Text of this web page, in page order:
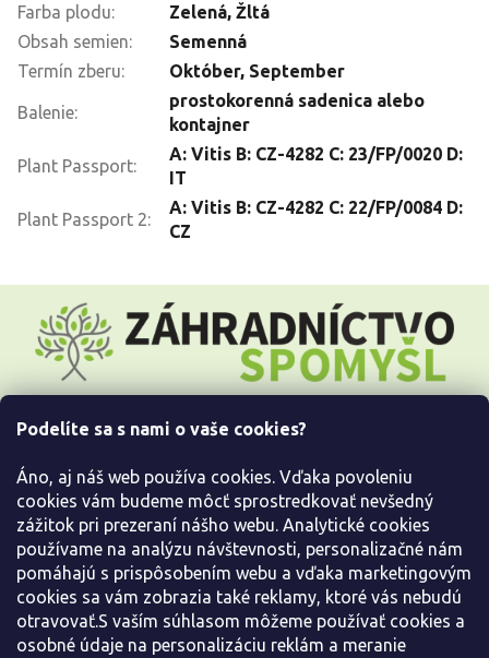
Podelíte sa s nami o vaše cookies?
Áno, aj náš web používa cookies. Vďaka povoleniu
cookies vám budeme môcť sprostredkovať nevšedný
zážitok pri prezeraní nášho webu. Analytické cookies
používame na analýzu návštevnosti, personalizačné nám
pomáhajú s prispôsobením webu a vďaka marketingovým
cookies sa vám zobrazia také reklamy, ktoré vás nebudú
otravovať.S vaším súhlasom môžeme používať cookies a
osobné údaje na personalizáciu reklám a meranie
Farba plodu: Zelená, Žltá
Obsah semien:
Semenná
Termín zberu: Október, September
Balenie:
prostokorenná sadenica alebo
kontajner
Plant Passport:
A: Vitis B: CZ-4282 C: 23/FP/0020 D:
IT
Plant Passport 2:
A: Vitis B: CZ-4282 C: 22/FP/0084 D:
CZ
t
Informácie pre Vás
Kontaktujte nás